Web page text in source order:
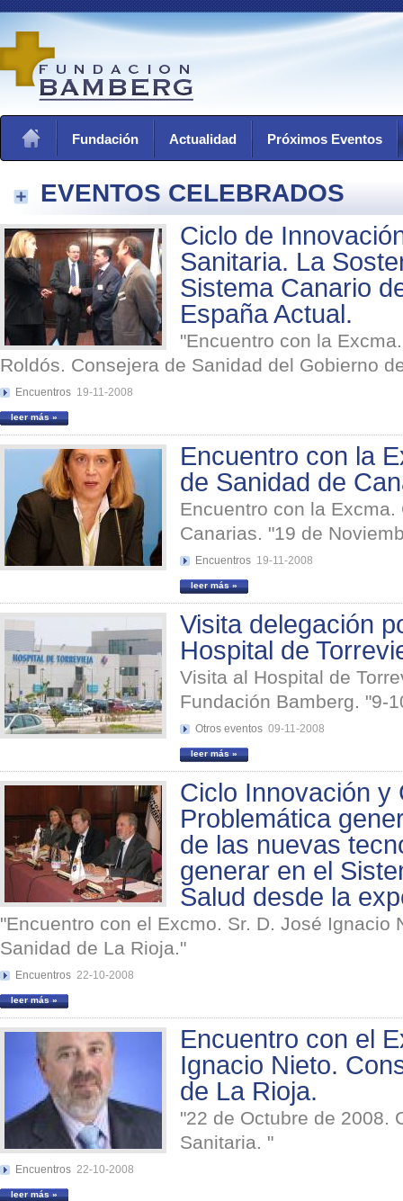
Fundación Actualidad Próximos Eventos
EVENTOS CELEBRADOS
Ciclo de
Sanitaria. La
Sistema Canario
España Actual.
"Encuentro con la
Roldós. Consejera de Sanidad del Gobierno
Encuentros 19-11-2008
leer más »
Encuentro con la
de Sanidad de
Encuentro con la
Canarias. "19 de
Encuentros 19-11-2008
leer más »
Visita delegación
Hospital de
Visita al Hospital de
Fundación Bamberg. "9-
Otros eventos 09-11-2008
leer más »
Ciclo Innovación y
Problemática
de las nuevas
generar en el
Salud desde la
"Encuentro con el Excmo. Sr. D. José Ignacio
Sanidad de La Rioja."
Encuentros 22-10-2008
leer más »
Encuentro con el
Ignacio Nieto.
de La Rioja.
"22 de Octubre de 2008.
Sanitaria. "
Encuentros 22-10-2008
leer más »